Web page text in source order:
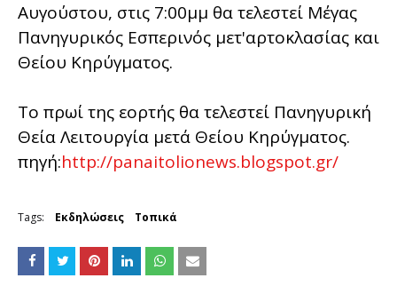
Αυγούστου, στις 7:00μμ θα τελεστεί Μέγας
Πανηγυρικός Εσπερινός μετ'αρτοκλασίας και
Θείου Κηρύγματος.
Το πρωί της εορτής θα τελεστεί Πανηγυρική
Θεία Λειτουργία μετά Θείου Κηρύγματος.
πηγή:http://panaitolionews.blogspot.gr/
Tags: Εκδηλώσεις Τοπικά